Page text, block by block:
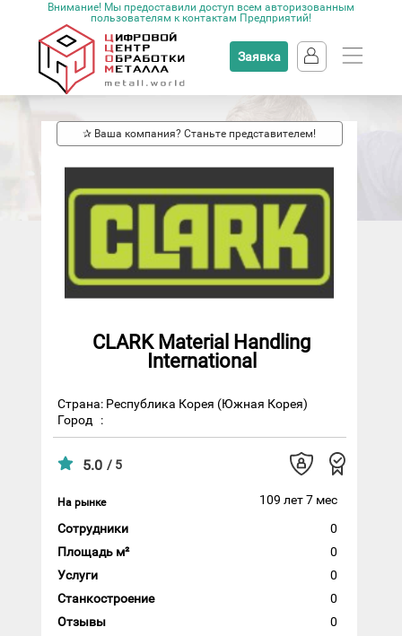
Внимание! Мы предоставили доступ всем авторизованным
пользователям к контактам Предприятий!
Заявка
✰ Ваша компания? Станьте представителем!
CLARK Material Handling
International
Страна: Республика Корея (Южная Корея)
Город
:
5.0 / 5
На рынке
109 лет 7 мес
Сотрудники
0
Площадь м²
0
Услуги
0
Станкостроение
0
Отзывы
0